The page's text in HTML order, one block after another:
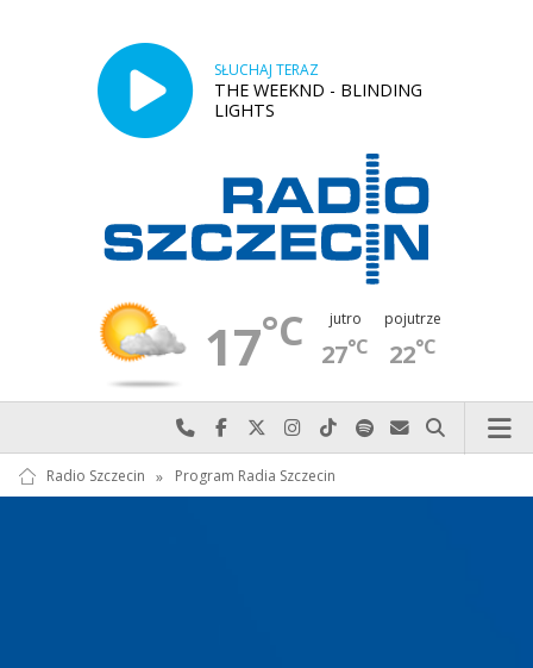
SŁUCHAJ TERAZ
THE WEEKND - BLINDING
LIGHTS
17°C jutro
27°C
pojutrze
22°C
Najlepiej po prostu do nas zadzwoń
Odwiedź nas na Facebook-u
Odwiedź nas na X
Odwiedź nas na Instagram-ie
Odwiedź nas na TikTok-u
Szukaj nas na Spotify
Wyślij do nas
Szukaj
Radio Szczecin » Program Radia Szczecin